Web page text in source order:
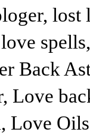
lost
Back
Love
Love